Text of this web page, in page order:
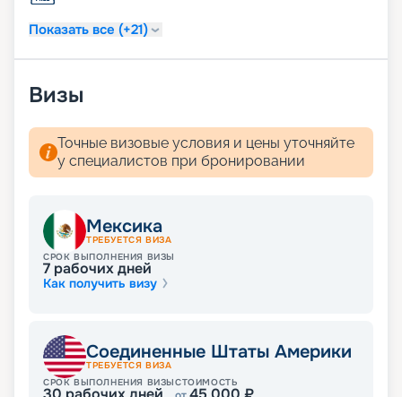
Показать все (+21)
Визы
Точные визовые условия и цены уточняйте
у специалистов при бронировании
Мексика
ТРЕБУЕТСЯ ВИЗА
СРОК ВЫПОЛНЕНИЯ ВИЗЫ
7 рабочих дней
Как получить визу
Соединенные Штаты Америки
ТРЕБУЕТСЯ ВИЗА
СРОК ВЫПОЛНЕНИЯ ВИЗЫСТОИМОСТЬ